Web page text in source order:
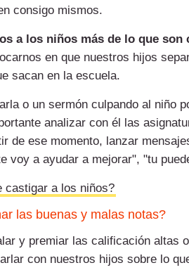
consigo mismos.
a los niños más de lo que son
en que nuestros hijos
sacan en la escuela.
o un sermón culpando al niño
analizar con él las
de ese momento, lanzar
voy a ayudar a mejorar", "tu
castigar a los niños?
las buenas y malas notas?
y premiar las calificación altas
con nuestros hijos sobre lo